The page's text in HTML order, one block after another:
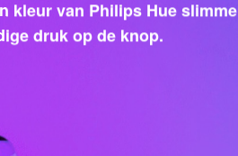
kleur van Philips Hue slimme
druk op de knop.